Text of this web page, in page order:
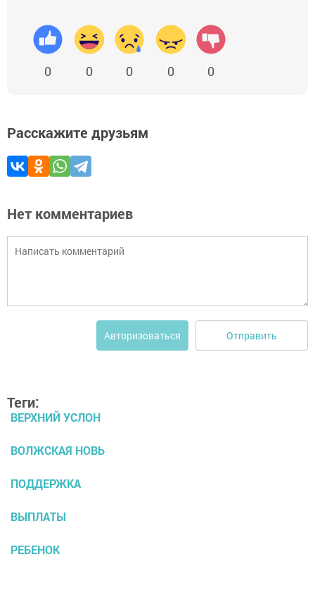
0 0 0 0 0
Расскажите друзьям
Нет комментариев
Авторизоваться Отправить
Теги:
ВЕРХНИЙ УСЛОН
ВОЛЖСКАЯ НОВЬ
ПОДДЕРЖКА
ВЫПЛАТЫ
РЕБЕНОК